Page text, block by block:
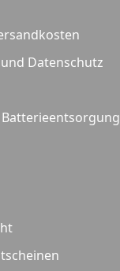
Datenschutz